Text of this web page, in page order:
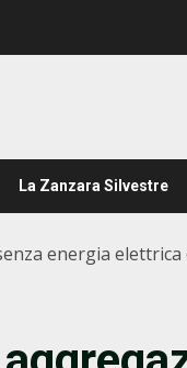
La Zanzara Silvestre
energia